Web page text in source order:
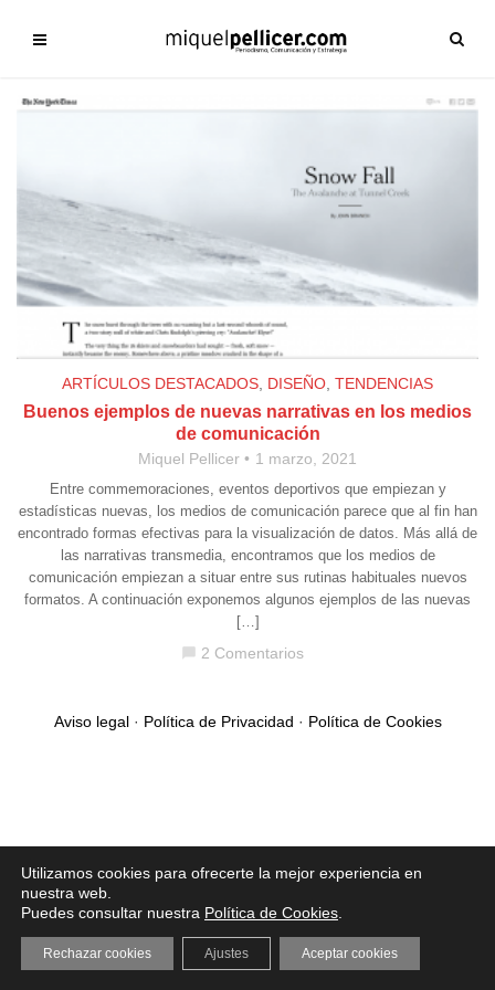
ARTÍCULOS DESTACADOS DISEÑO TENDENCIAS
Buenos ejemplos de nuevas narrativas en los medios
de comunicación
Miquel Pellicer 1 marzo, 2021
Entre commemoraciones, eventos deportivos que empiezan y
estadísticas nuevas, los medios de comunicación parece que al fin han
encontrado formas efectivas para la visualización de datos. Más allá de
las narrativas transmedia, encontramos que los medios de
comunicación empiezan a situar entre sus rutinas habituales nuevos
formatos. A continuación exponemos algunos ejemplos de las nuevas
[…]
2 Comentarios
Aviso legal· Política de Privacidad · Política de Cookies
Utilizamos cookies para ofrecerte la mejor experiencia en
nuestra web.
Puedes consultar nuestra Política de Cookies
Aceptar cookies
Rechazar cookies Ajustes